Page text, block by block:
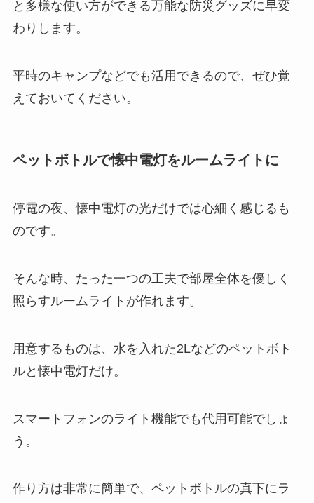
と多様な使い方ができる万能な防災グッズに早変
わりします。
平時のキャンプなどでも活用できるので、ぜひ覚
えておいてください。
ペットボトルで懐中電灯をルームライトに
停電の夜、懐中電灯の光だけでは心細く感じるも
のです。
そんな時、たった一つの工夫で部屋全体を優しく
照らすルームライトが作れます。
用意するものは、水を入れた2Lなどのペットボト
ルと懐中電灯だけ。
スマートフォンのライト機能でも代用可能でしょ
う。
作り方は非常に簡単で、ペットボトルの真下にラ